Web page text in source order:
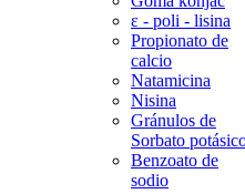
ε - poli - lisina
Propionato de
calcio
Natamicina
Nisina
Gránulos de
Sorbato
Benzoato de
sodio